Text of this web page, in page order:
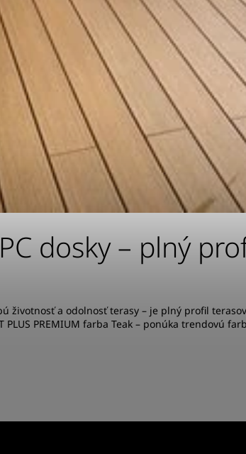
dosky – plný
životnosť a odolnosť terasy – je plný profil
PLUS PREMIUM farba Teak – ponúka trendovú